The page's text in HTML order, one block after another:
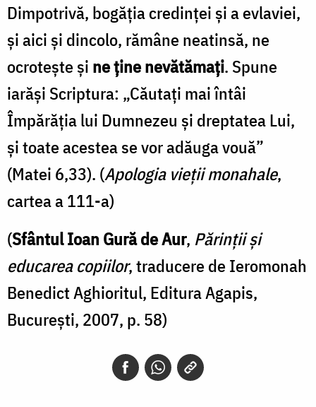
Dimpotrivă, bogăţia credinţei şi a evlaviei,
şi aici şi dincolo, rămâne neatinsă, ne
ocroteşte şi ne ţine nevătămaţi. Spune
iarăşi Scriptura: „Căutaţi mai întâi
Împărăţia lui Dumnezeu şi dreptatea Lui,
şi toate acestea se vor adăuga vouă”
(Matei 6,33). (Apologia vieţii monahale,
cartea a 111-a)
(Sfântul Ioan Gură de Aur, Părinții și
educarea copiilor, traducere de Ieromonah
Benedict Aghioritul, Editura Agapis,
București, 2007, p. 58)